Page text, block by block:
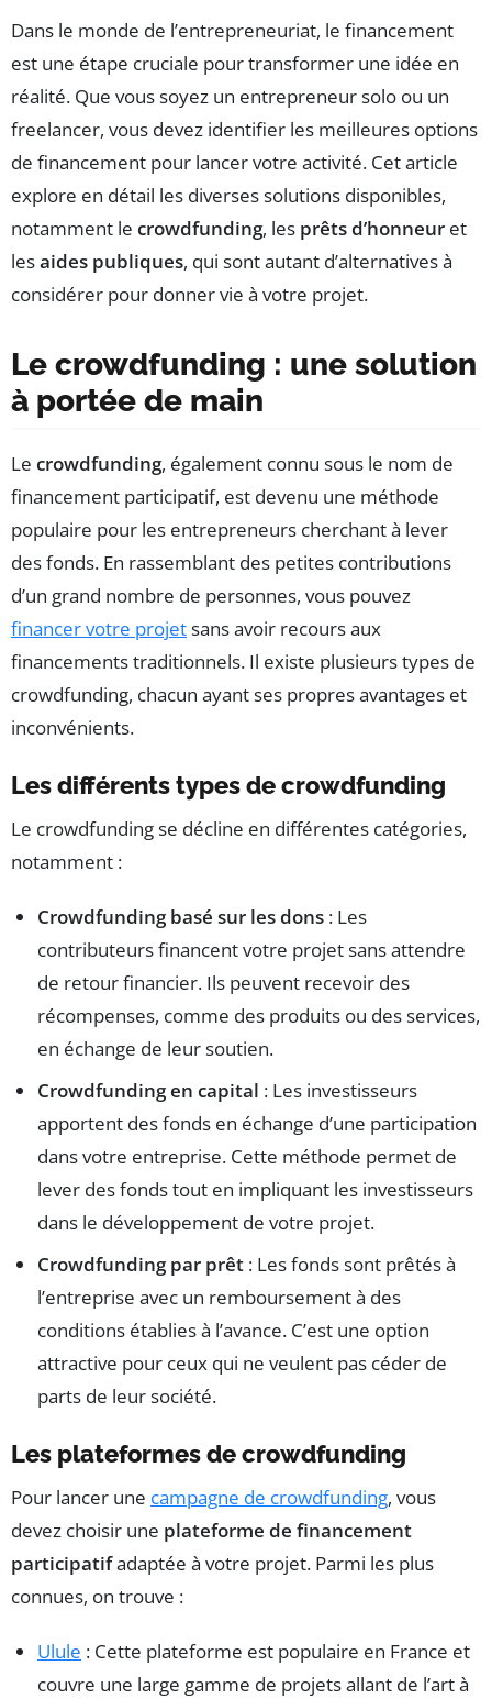
Dans le monde de l’entrepreneuriat, le financement
est une étape cruciale pour transformer une idée en
réalité. Que vous soyez un entrepreneur solo ou un
freelancer, vous devez identifier les meilleures options
de financement pour lancer votre activité. Cet article
explore en détail les diverses solutions disponibles,
notamment le crowdfunding, les prêts d’honneur et
lesaides publiques, qui sont autant d’alternatives à
considérer pour donner vie à votre projet.
Le crowdfunding : une solution
à portée de main
Le crowdfunding, également connu sous le nom de
financement participatif, est devenu une méthode
populaire pour les entrepreneurs cherchant à lever
des fonds. En rassemblant des petites contributions
d’un grand nombre de personnes, vous pouvez
financer votre projetsans avoir recours aux
financements traditionnels. Il existe plusieurs types de
crowdfunding, chacun ayant ses propres avantages et
inconvénients.
Les différents types de crowdfunding
Le crowdfunding se décline en différentes catégories,
notamment :
Crowdfunding basé sur les dons : Les
contributeurs financent votre projet sans attendre
de retour financier. Ils peuvent recevoir des
récompenses, comme des produits ou des services,
en échange de leur soutien.
Crowdfunding en capital : Les investisseurs
apportent des fonds en échange d’une participation
dans votre entreprise. Cette méthode permet de
lever des fonds tout en impliquant les investisseurs
dans le développement de votre projet.
Crowdfunding par prêt : Les fonds sont prêtés à
l’entreprise avec un remboursement à des
conditions établies à l’avance. C’est une option
attractive pour ceux qui ne veulent pas céder de
parts de leur société.
Les plateformes de crowdfunding
Pour lancer une campagne de crowdfunding, vous
devez choisir une plateforme de financement
participatifadaptée à votre projet. Parmi les plus
connues, on trouve :
Ulule : Cette plateforme est populaire en France et
couvre une large gamme de projets allant de l’art à